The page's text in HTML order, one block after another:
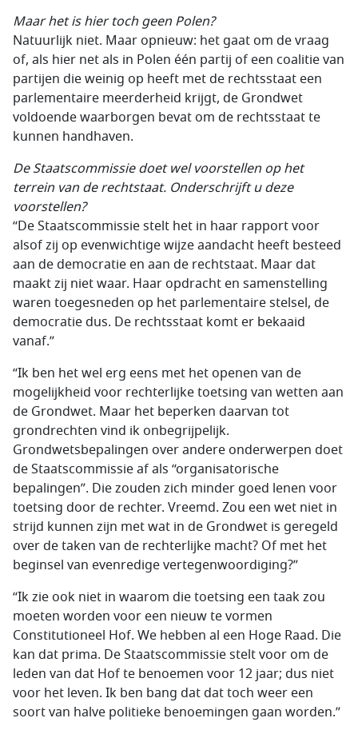
Maar het is hier toch geen Polen?
Natuurlijk niet. Maar opnieuw: het gaat om de vraag
of, als hier net als in Polen één partij of een coalitie van
partijen die weinig op heeft met de rechtsstaat een
parlementaire meerderheid krijgt, de Grondwet
voldoende waarborgen bevat om de rechtsstaat te
kunnen handhaven.
De Staatscommissie doet wel voorstellen op het
terrein van de rechtstaat. Onderschrijft u deze
voorstellen?
“De Staatscommissie stelt het in haar rapport voor
alsof zij op evenwichtige wijze aandacht heeft besteed
aan de democratie en aan de rechtstaat. Maar dat
maakt zij niet waar. Haar opdracht en samenstelling
waren toegesneden op het parlementaire stelsel, de
democratie dus. De rechtsstaat komt er bekaaid
vanaf.”
“Ik ben het wel erg eens met het openen van de
mogelijkheid voor rechterlijke toetsing van wetten aan
de Grondwet. Maar het beperken daarvan tot
grondrechten vind ik onbegrijpelijk.
Grondwetsbepalingen over andere onderwerpen doet
de Staatscommissie af als “organisatorische
bepalingen”. Die zouden zich minder goed lenen voor
toetsing door de rechter. Vreemd. Zou een wet niet in
strijd kunnen zijn met wat in de Grondwet is geregeld
over de taken van de rechterlijke macht? Of met het
beginsel van evenredige vertegenwoordiging?”
“Ik zie ook niet in waarom die toetsing een taak zou
moeten worden voor een nieuw te vormen
Constitutioneel Hof. We hebben al een Hoge Raad. Die
kan dat prima. De Staatscommissie stelt voor om de
leden van dat Hof te benoemen voor 12 jaar; dus niet
voor het leven. Ik ben bang dat dat toch weer een
soort van halve politieke benoemingen gaan worden.”